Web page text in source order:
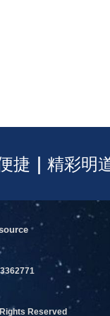
捷 ｜ 精彩明
Reserved